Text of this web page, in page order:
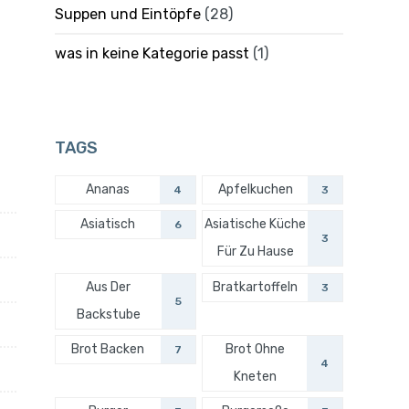
Suppen und Eintöpfe (28)
was in keine Kategorie passt (1)
TAGS
Ananas 4 Apfelkuchen 3
Asiatisch 6
Asiatische Küche
Für Zu Hause
3
Aus Der
Backstube
5
Bratkartoffeln 3
Brot Backen 7
Brot Ohne
Kneten
4